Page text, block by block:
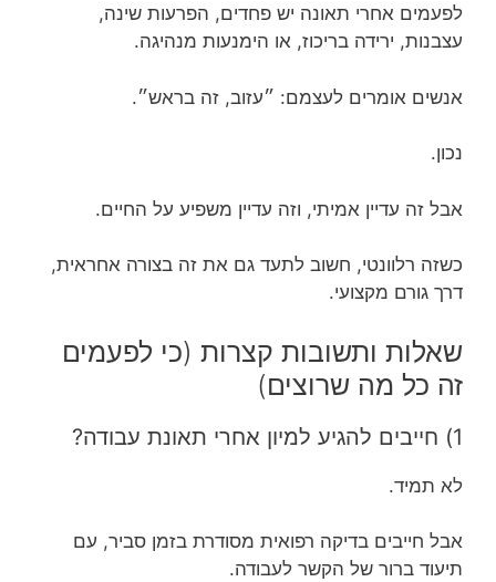
לפעמים אחרי תאונה יש פחדים, הפרעות שינה,
עצבנות, ירידה בריכוז, או הימנעות מנהיגה.
אנשים אומרים לעצמם: ״עזוב, זה בראש״.
נכון.
אבל זה עדיין אמיתי, וזה עדיין משפיע על החיים.
כשזה רלוונטי, חשוב לתעד גם את זה בצורה אחראית,
דרך גורם מקצועי.
שאלות ותשובות קצרות (כי לפעמים
זה כל מה שרוצים)
1) חייבים להגיע למיון אחרי תאונת עבודה?
לא תמיד.
אבל חייבים בדיקה רפואית מסודרת בזמן סביר, עם
תיעוד ברור של הקשר לעבודה.